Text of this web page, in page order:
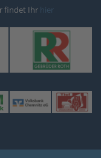
findet Ihr hier